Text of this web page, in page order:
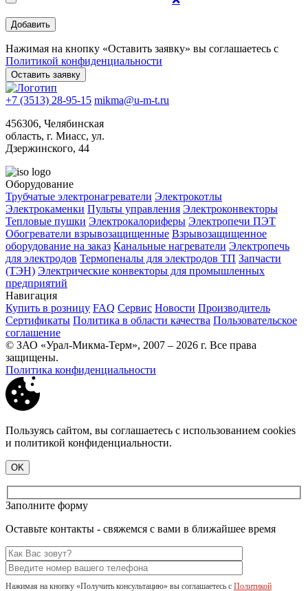
Нажимая на кнопку «Оставить заявку» вы соглашаетесь с
Политикой конфиденциальности
+7 (3513) 28-95-15 mikma@u-m-t.ru
456306, Челябинская
область, г. Миасс, ул.
Дзержинского, 44
Оборудование
Трубчатые электронагреватели Электрокотлы
Электрокаменки Пульты управления Электроконвекторы
Тепловые пушки Электрокалориферы Электропечи ПЭТ
Обогреватели взрывозащищенные Взрывозащищенное
оборудование на заказ Канальные нагреватели Электропечь
для электродов Термопеналы для электродов ТП Запчасти
(ТЭН) Электрические конвекторы для промышленных
предприятий
Навигация
Купить в розницу FAQ Сервис Новости Производитель
Сертификаты Политика в области качества Пользовательское
соглашение
© ЗАО «Урал-Микма-Терм», 2007 – 2026 г. Все права
защищены.
Политика конфиденциальности
Пользуясь сайтом, вы соглашаетесь с использованием cookies
и политикой конфиденциальности.
OK
Заполните форму
Оставьте контакты - свяжемся с вами в ближайшее время
Нажимая на кнопку «Получить консультацию» вы соглашаетесь с Политикой